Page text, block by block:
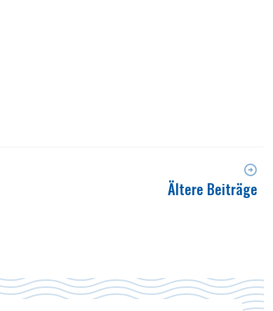
Ältere Beiträge